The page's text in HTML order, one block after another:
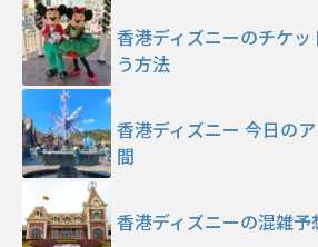
香港ディズニーのチケ
う方法
香港ディズニー 今日の
間
香港ディズニーの混雑予